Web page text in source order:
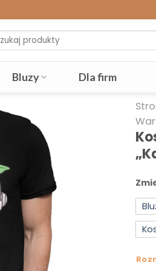
Bluzy Dla firm